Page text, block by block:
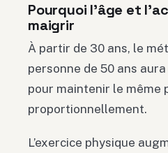
Pourquoi l’âge et
maigrir
À partir de 30 ans, le
personne de 50 ans aura
pour maintenir le même
proportionnellement.
L’exercice physique